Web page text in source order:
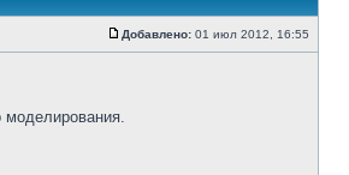
Добавлено: 01 июл 2012, 16:55
моделирования.